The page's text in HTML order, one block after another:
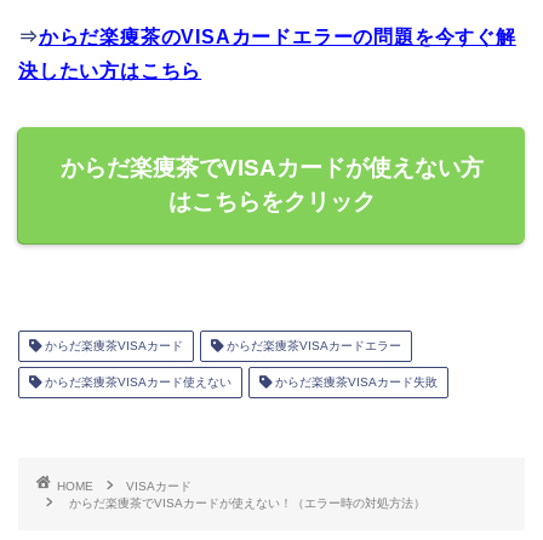
⇒からだ楽痩茶のVISAカードエラーの問題を今すぐ解
決したい方はこちら
からだ楽痩茶でVISAカードが使えない方
はこちらをクリック
からだ楽痩茶VISAカード からだ楽痩茶VISAカードエラー
からだ楽痩茶VISAカード使えない からだ楽痩茶VISAカード失敗
HOME
VISAカード
からだ楽痩茶でVISAカードが使えない！（エラー時の対処方法）